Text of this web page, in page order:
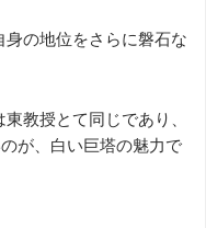
の地位をさらに磐石な
教授とて同じであり、
が、白い巨塔の魅力で